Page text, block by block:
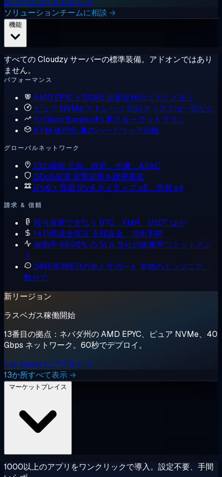
ソリューションチームに相談 →
すべての Cloudzy サーバーの標準装備。アドオンではあり
ません。
パフォーマンス
AMD EPYC + DDR5 最新世代のコアとメモリ
ピュア NVMe ストレージ 回転ディスクは一切なし
10 Gbps Bandwidth 高スループットプラン
KVM 仮想化真のハードウェア分離
グローバルネットワーク
13の場所北米、欧州、中東、APAC
DDoS保護攻撃緩和を標準搭載
IPv6 + 専用 IPv4 ネイティブ v6、専用 v4
請求 & 信頼
暗号資産で支払う BTC、XMR、USDT ほか
14日間返金保証 全額返金、理由不問
稼働率 99.95% の SLA 当社の稼働率コミットメン
ト
24時間365日の有人サポート 本物のエンジニア、
数分で
新リージョン
ラスベガス稼働開始
13番目の拠点：ネバダ州の AMD EPYC、ピュア NVMe、40
Gbps ネットワーク。60秒でデプロイ。
Las Vegas にデプロイ →
13か所すべて表示 →
1000以上のアプリをワンクリックで導入。設定不要、手間